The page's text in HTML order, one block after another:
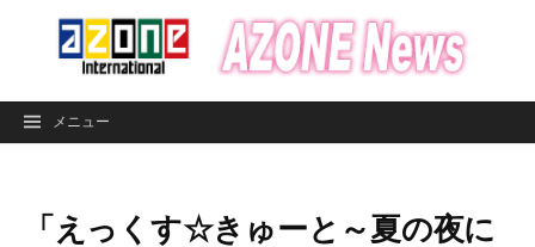
ン
メニュー
「えっくす☆きゅーと～夏の夜に